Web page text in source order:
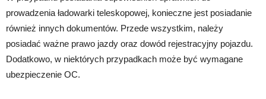
prowadzenia ładowarki teleskopowej, konieczne jest posiadanie
również innych dokumentów. Przede wszystkim, należy
posiadać ważne prawo jazdy oraz dowód rejestracyjny pojazdu.
Dodatkowo, w niektórych przypadkach może być wymagane
ubezpieczenie OC.